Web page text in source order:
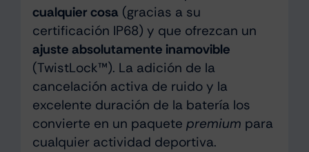
cualquier cosa (gracias a su
certificación IP68) y que ofrezcan un
ajuste absolutamente inamovible
(TwistLock™). La adición de la
cancelación activa de ruido y la
excelente duración de la batería los
convierte en un paquete premium para
cualquier actividad deportiva.